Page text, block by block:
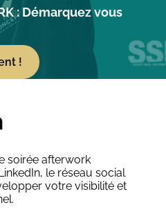
: Démarquez vous
!
soirée afterwork
le réseau social
votre visibilité et